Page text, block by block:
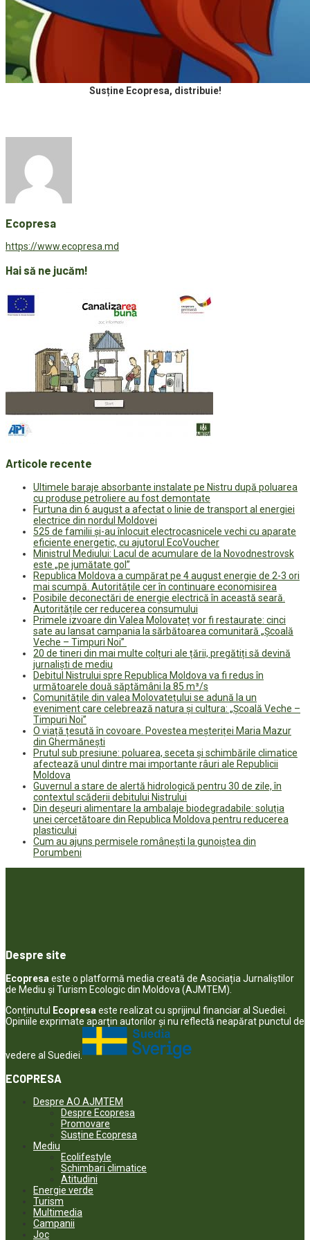
Susține Ecopresa, distribuie!
Ecopresa
https://www.ecopresa.md
Hai să ne jucăm!
Articole recente
Ultimele baraje absorbante instalate pe Nistru după poluarea
cu produse petroliere au fost demontate
Furtuna din 6 august a afectat o linie de transport al energiei
electrice din nordul Moldovei
525 de familii și-au înlocuit electrocasnicele vechi cu aparate
eficiente energetic, cu ajutorul EcoVoucher
Ministrul Mediului: Lacul de acumulare de la Novodnestrovsk
este „pe jumătate gol”
Republica Moldova a cumpărat pe 4 august energie de 2-3 ori
mai scumpă. Autoritățile cer în continuare economisirea
Posibile deconectări de energie electrică în această seară.
Autoritățile cer reducerea consumului
Primele izvoare din Valea Molovateț vor fi restaurate: cinci
sate au lansat campania la sărbătoarea comunitară „Școală
Veche – Timpuri Noi”
20 de tineri din mai multe colțuri ale țării, pregătiți să devină
jurnaliști de mediu
Debitul Nistrului spre Republica Moldova va fi redus în
următoarele două săptămâni la 85 m³/s
Comunitățile din valea Molovatețului se adună la un
eveniment care celebrează natura și cultura: „Școală Veche –
Timpuri Noi”
O viață țesută în covoare. Povestea meșteriței Maria Mazur
din Ghermănești
Prutul sub presiune: poluarea, seceta și schimbările climatice
afectează unul dintre mai importante râuri ale Republicii
Moldova
Guvernul a stare de alertă hidrologică pentru 30 de zile, în
contextul scăderii debitului Nistrului
Din deșeuri alimentare la ambalaje biodegradabile: soluția
unei cercetătoare din Republica Moldova pentru reducerea
plasticului
Cum au ajuns permisele românești la gunoiștea din
Porumbeni
Despre site
Ecopresa este o platformă media creată de Asociația Jurnaliștilor
de Mediu și Turism Ecologic din Moldova (AJMTEM).
Conținutul Ecopresa este realizat cu sprijinul financiar al Suediei.
Opiniile exprimate aparţin autorilor şi nu reflectă neapărat punctul de
vedere al Suediei.
ECOPRESA
Despre AO AJMTEM
Despre Ecopresa
Promovare
Susține Ecopresa
Mediu
Ecolifestyle
Schimbari climatice
Atitudini
Energie verde
Turism
Multimedia
Campanii
Joc